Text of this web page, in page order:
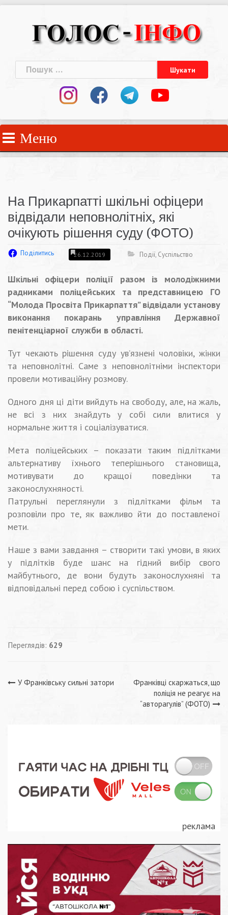
Пошук:
Меню
На Прикарпатті шкільні офіцери
відвідали неповнолітніх, які
очікують рішення суду (ФОТО)
Поділитись 26.12.2019 Події, Суспільство
Шкільні офіцери поліції разом із молодіжними
радниками поліцейських та представницею ГО
“Молода Просвіта Прикарпаття” відвідали установу
виконання покарань управління Державної
пенітенціарної служби в області.
Тут чекають рішення суду ув’язнені чоловіки, жінки
та неповнолітні. Саме з неповнолітніми інспектори
провели мотиваційну розмову.
Одного дня ці діти вийдуть на свободу, але, на жаль,
не всі з них знайдуть у собі сили влитися у
нормальне життя і соціалізуватися.
Мета поліцейських – показати таким підлітками
альтернативу їхнього теперішнього становища,
мотивувати до кращої поведінки та
законослухняності.
Патрульні переглянули з підлітками фільм та
розповіли про те, як важливо йти до поставленої
мети.
Наше з вами завдання – створити такі умови, в яких
у підлітків буде шанс на гідний вибір свого
майбутнього, де вони будуть законослухняні та
відповідальні перед собою і суспільством.
Переглядів: 629
Навігація
У Франківську сильні затори
Франківці скаржаться, що
поліція не реагує на
“авторагулів” (ФОТО)